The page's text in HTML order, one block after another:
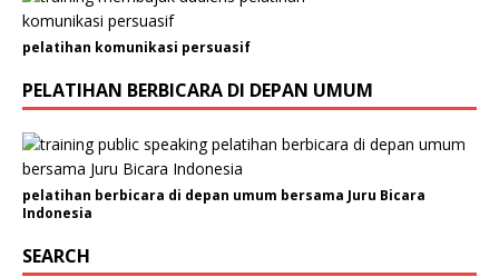
s
a
i
a
m
a
N
m
pelatihan komunikasi persuasif
PELATIHAN BERBICARA DI DEPAN UMUM
pelatihan berbicara di depan umum bersama Juru Bicara
Indonesia
SEARCH